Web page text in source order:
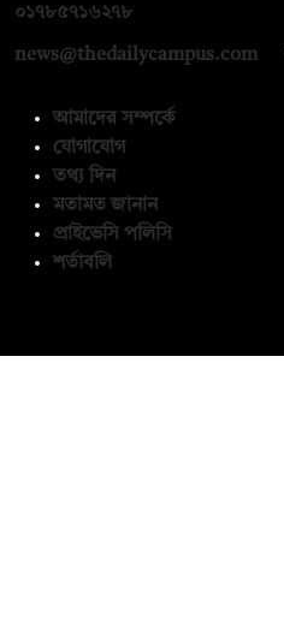
০১৭৮৫৭১৬২৭৮
news@thedailycampus.com
আমাদের সম্পর্কে
যোগাযোগ
তথ্য দিন
মতামত জানান
প্রাইভেসি পলিসি
শর্তাবলি